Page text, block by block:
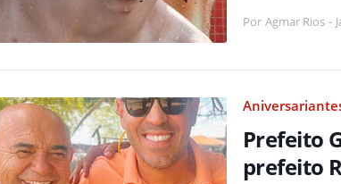
Por Agmar Rios -
Prefeito
prefeito